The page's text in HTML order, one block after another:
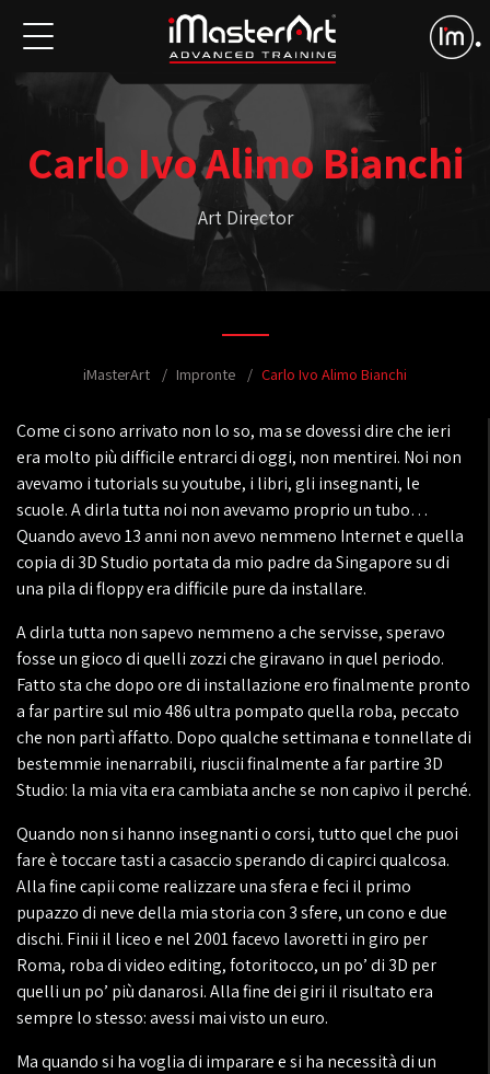
Carlo Ivo Alimo Bianchi
Art Director
iMasterArt Impronte Carlo Ivo Alimo Bianchi
Come ci sono arrivato non lo so, ma se dovessi dire che ieri
era molto più difficile entrarci di oggi, non mentirei. Noi non
avevamo i tutorials su youtube, i libri, gli insegnanti, le
scuole. A dirla tutta noi non avevamo proprio un tubo…
Quando avevo 13 anni non avevo nemmeno Internet e quella
copia di 3D Studio portata da mio padre da Singapore su di
una pila di floppy era difficile pure da installare.
A dirla tutta non sapevo nemmeno a che servisse, speravo
fosse un gioco di quelli zozzi che giravano in quel periodo.
Fatto sta che dopo ore di installazione ero finalmente pronto
a far partire sul mio 486 ultra pompato quella roba, peccato
che non partì affatto. Dopo qualche settimana e tonnellate di
bestemmie inenarrabili, riuscii finalmente a far partire 3D
Studio: la mia vita era cambiata anche se non capivo il perché.
Quando non si hanno insegnanti o corsi, tutto quel che puoi
fare è toccare tasti a casaccio sperando di capirci qualcosa.
Alla fine capii come realizzare una sfera e feci il primo
pupazzo di neve della mia storia con 3 sfere, un cono e due
dischi. Finii il liceo e nel 2001 facevo lavoretti in giro per
Roma, roba di video editing, fotoritocco, un po’ di 3D per
quelli un po’ più danarosi. Alla fine dei giri il risultato era
sempre lo stesso: avessi mai visto un euro.
Ma quando si ha voglia di imparare e si ha necessità di un